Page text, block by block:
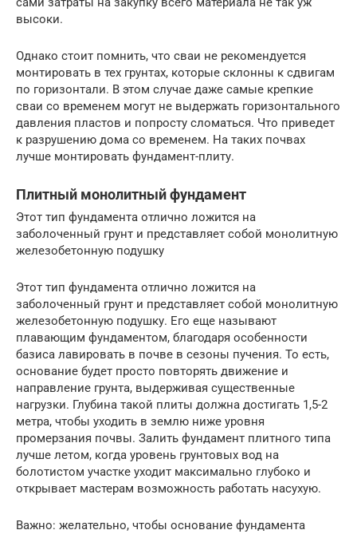
высоки.
Однако стоит помнить, что сваи не рекомендуется
монтировать в тех грунтах, которые склонны к сдвигам
по горизонтали. В этом случае даже самые крепкие
сваи со временем могут не выдержать горизонтального
давления пластов и попросту сломаться. Что приведет
к разрушению дома со временем. На таких почвах
лучше монтировать фундамент-плиту.
Плитный монолитный фундамент
Этот тип фундамента отлично ложится на
заболоченный грунт и представляет собой монолитную
железобетонную подушку
Этот тип фундамента отлично ложится на
заболоченный грунт и представляет собой монолитную
железобетонную подушку. Его еще называют
плавающим фундаментом, благодаря особенности
базиса лавировать в почве в сезоны пучения. То есть,
основание будет просто повторять движение и
направление грунта, выдерживая существенные
нагрузки. Глубина такой плиты должна достигать 1,5-2
метра, чтобы уходить в землю ниже уровня
промерзания почвы. Залить фундамент плитного типа
лучше летом, когда уровень грунтовых вод на
болотистом участке уходит максимально глубоко и
открывает мастерам возможность работать насухую.
Важно: желательно, чтобы основание фундамента